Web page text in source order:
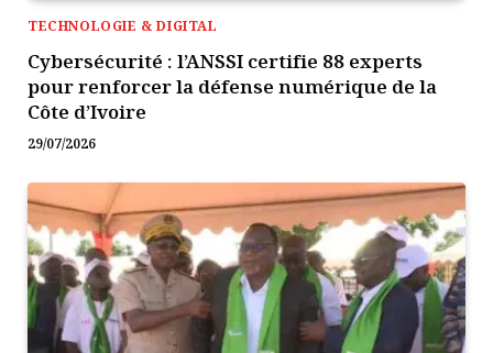
TECHNOLOGIE & DIGITAL
Cybersécurité : l’ANSSI certifie 88 experts
pour renforcer la défense numérique de la
Côte d’Ivoire
29/07/2026